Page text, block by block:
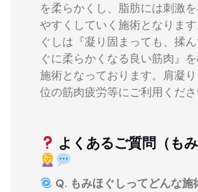
を柔らかくし、脂肪には刺激
やすくしていく施術となりま
ぐしは『凝り固まっても、揉
ぐに柔らかくなる良い筋肉』
施術となっております。肩凝
位の筋肉疲労等にご利用くださ
よくあるご質問（もみ
Q. もみほぐしってどんな施